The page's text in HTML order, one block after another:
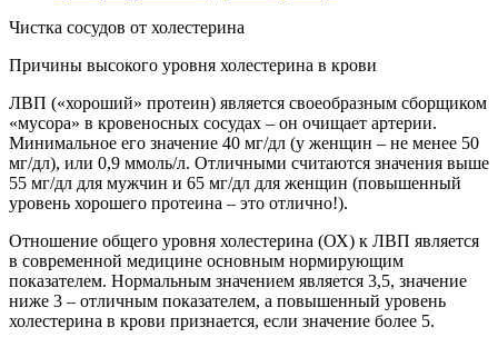
Чистка сосудов от холестерина
Причины высокого уровня холестерина в крови
ЛВП («хороший» протеин) является своеобразным сборщиком
«мусора» в кровеносных сосудах – он очищает артерии.
Минимальное его значение 40 мг/дл (у женщин – не менее 50
мг/дл), или 0,9 ммоль/л. Отличными считаются значения выше
55 мг/дл для мужчин и 65 мг/дл для женщин (повышенный
уровень хорошего протеина – это отлично!).
Отношение общего уровня холестерина (ОХ) к ЛВП является
в современной медицине основным нормирующим
показателем. Нормальным значением является 3,5, значение
ниже 3 – отличным показателем, а повышенный уровень
холестерина в крови признается, если значение более 5.